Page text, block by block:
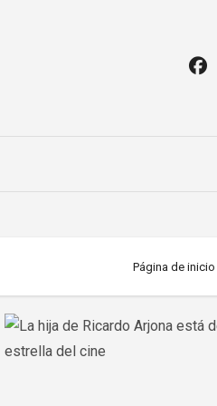
Página de inicio